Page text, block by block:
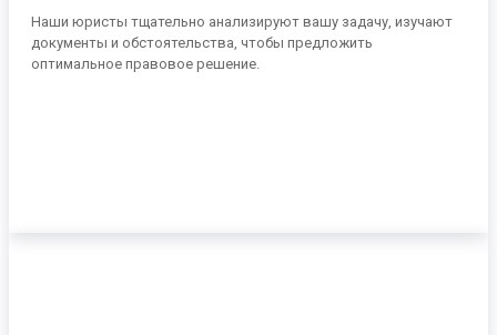
Наши юристы тщательно анализируют вашу задачу, изучают
документы и обстоятельства, чтобы предложить
оптимальное правовое решение.